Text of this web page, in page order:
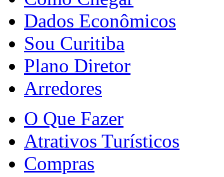
Dados Econômicos
Sou Curitiba
Plano Diretor
Arredores
O Que Fazer
Atrativos Turísticos
Compras